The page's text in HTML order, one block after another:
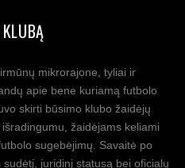
mikrorajone, tyliai ir
apie bene kuriamą futbolo
skirti būsimo klubo žaidėjų
žaidėjams keliami
sugebėjimų. Savaitė po
juridinį statusą bei oficialų